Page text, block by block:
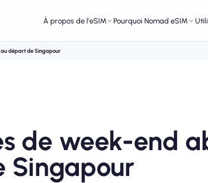
À propos de l'eSIM Pourquoi Nomad eSIM
départ de Singapour
de week-end
Singapour